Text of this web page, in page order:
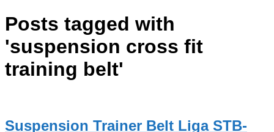
Posts tagged with
'suspension cross fit
training belt'
Suspension Trainer Belt Liga STB-